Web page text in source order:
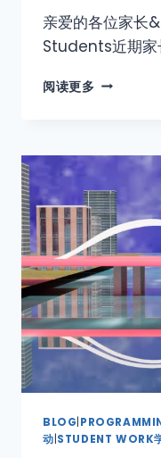
亲爱的各位家长
Students近期家
阅读更多
BLOG
动 STUDENT WORK